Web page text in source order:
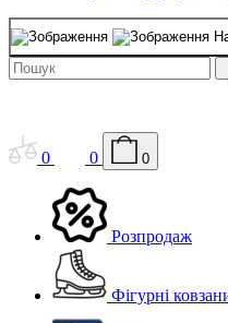
0 0 0
Розпродаж
Фігурні